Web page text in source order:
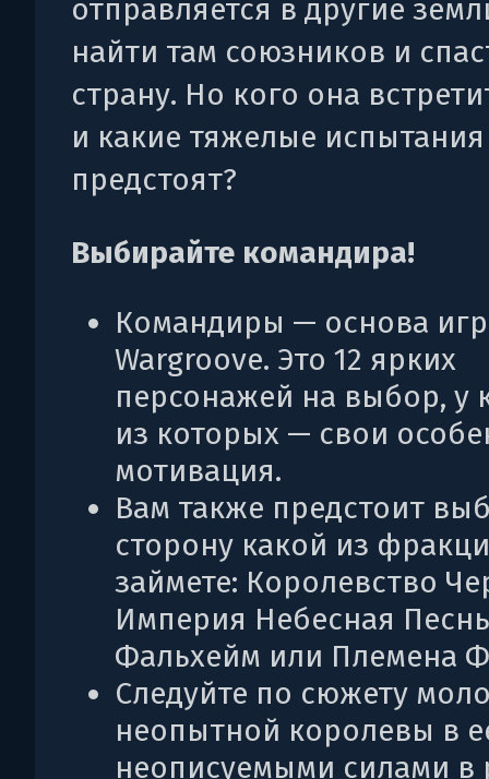
отправляется в другие
найти там союзников и
страну. Но кого она
и какие тяжелые
предстоят?
Выбирайте командира!
Командиры — основа
Wargroove. Это 12 ярких
персонажей на выбор, у
из которых — свои
мотивация.
Вам также предстоит
сторону какой из
займете: Королевство
Империя Небесная
Фальхейм или Племена
Следуйте по сюжету
неопытной королевы в
неописуемыми силами в